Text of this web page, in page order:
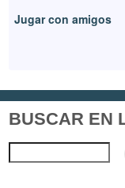
Jugar con amigos
BUSCAR EN